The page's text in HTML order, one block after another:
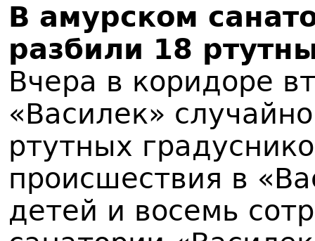
В амурском
разбили 18
Вчера в коридоре
«Василек»
ртутных
происшествия в
детей и восемь